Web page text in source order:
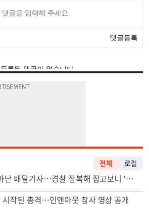
신호위반 후 달아난 배달기사…경찰 잠복해 잡고보니 ‘반전’